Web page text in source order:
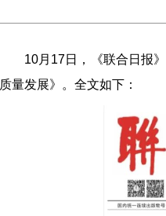
10月17日，《联合日报
质量发展》。全文如下：